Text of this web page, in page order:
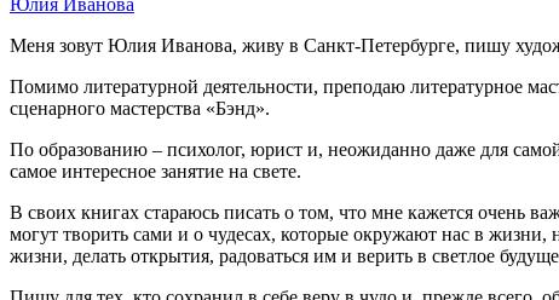
Юлия Иванова
Меня зовут Юлия Иванова, живу в Санкт-Петербурге, пишу
Помимо литературной деятельности, преподаю литературное
сценарного мастерства «Бэнд».
По образованию – психолог, юрист и, неожиданно даже для
самое интересное занятие на свете.
В своих книгах стараюсь писать о том, что мне кажется очень
могут творить сами и о чудесах, которые окружают нас в жизни,
жизни, делать открытия, радоваться им и верить в светлое